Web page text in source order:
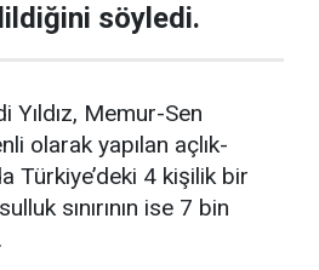
söyledi.
Memur-Sen
olarak yapılan açlık-
Türkiye’deki 4 kişilik bir
sınırının ise 7 bin